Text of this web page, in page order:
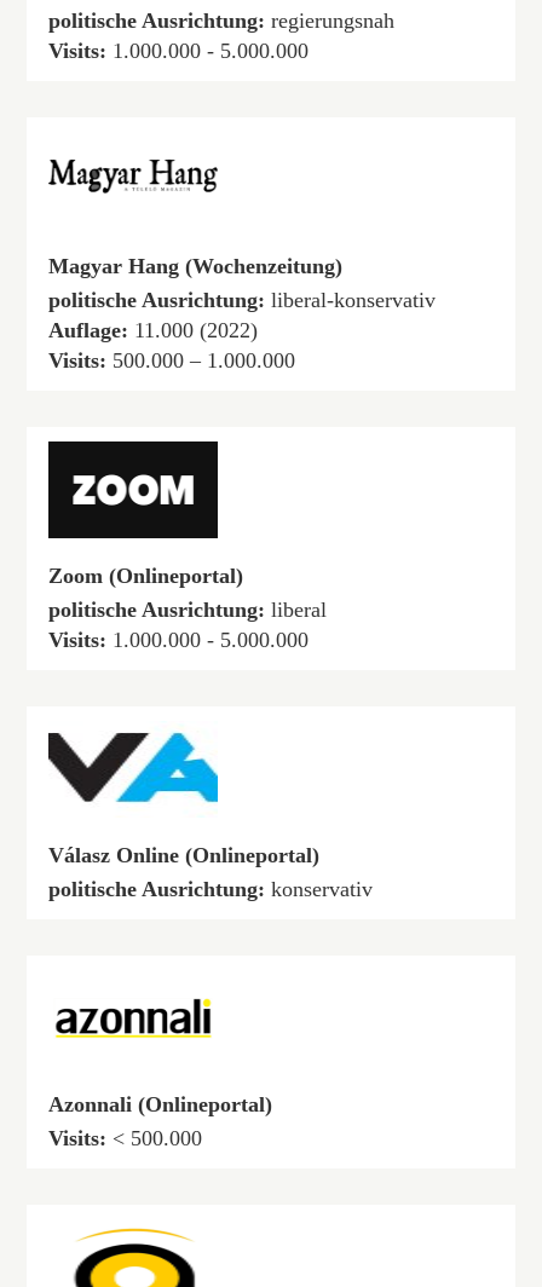
politische Ausrichtung: regierungsnah
Visits: 1.000.000 - 5.000.000
Magyar Hang (Wochenzeitung)
politische Ausrichtung: liberal-konservativ
Auflage: 11.000 (2022)
Visits: 500.000 – 1.000.000
Zoom (Onlineportal)
politische Ausrichtung: liberal
Visits: 1.000.000 - 5.000.000
Válasz Online (Onlineportal)
politische Ausrichtung: konservativ
Azonnali (Onlineportal)
Visits: < 500.000